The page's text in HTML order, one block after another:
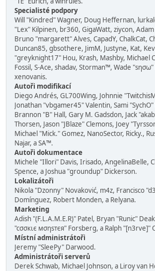
Specialisté podpory
Will "Kindred" Wagner, Doug Heffernan,
"Lex" Kilpinen, br360, GigaWatt, ziycon,
Bruno "margarett" Alves, CapadY, ChalkCat,
Duncan85, gbsothere, JimM, Justyne, Kat,
"greyknight17" Hou, Krash, Mashby, Michael
Fossil, S-Ace, shadav, Storman™, Wade
xenovanis.
Autoři modifikací
Diego Andrés, GL700Wing, Johnnie
Jonathan "vbgamer45" Valentin, Sami "SychO"
Brannon "B" Hall, Gary M. Gadsdon, Jack
Thorsen, Jason "JBlaze" Clemons, Joey
Michael "Mick." Gomez, NanoSector, Ricky.,
Najar, a SA™.
Autoři dokumentace
Michele "Illori" Davis, Irisado, AngelinaBelle,
Spence, a Joshua "groundup" Dickerson.
Lokalizátoři
Nikola "Dzonny" Novaković, m4z, Francisco
Domínguez, Robert Monden, a Relyana.
Marketing
Adish "(F.L.A.M.E.R)" Patel, Bryan "Runic"
"cσσкιє мσηѕтєя" Forsberg, a Ralph "[n3rve]"
Místní administrátoři
Jeremy "SleePy" Darwood.
Administrátoři serverů
Derek Schwab, Michael Johnson, a Liroy van